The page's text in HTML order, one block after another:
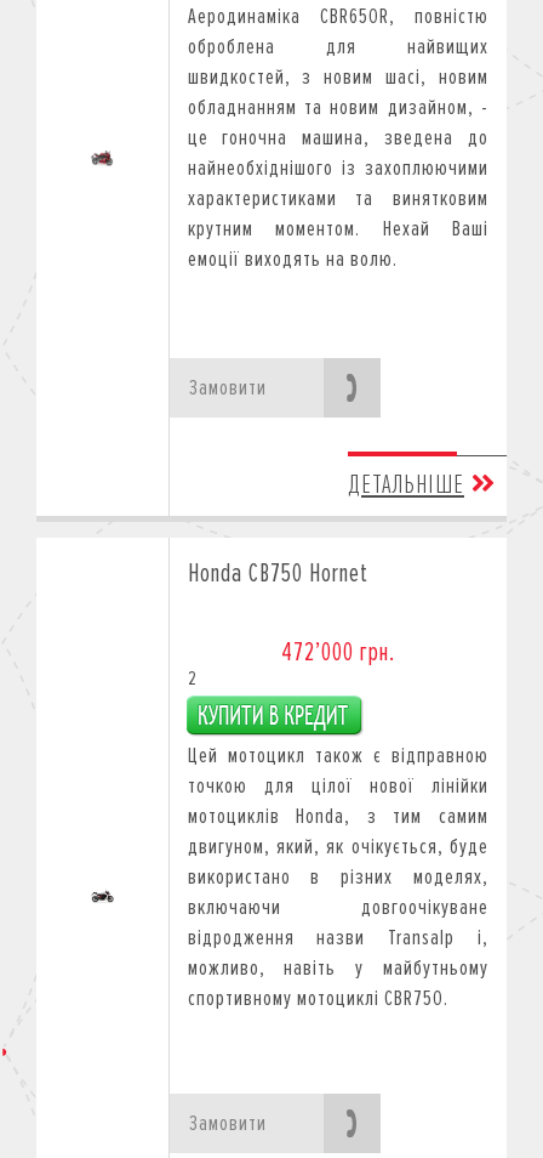
Аеродинаміка CBR650R, повністю
оброблена для найвищих
швидкостей, з новим шасі, новим
обладнанням та новим дизайном, -
це гоночна машина, зведена до
найнеобхіднішого із захоплюючими
характеристиками та винятковим
крутним моментом. Нехай Ваші
емоції виходять на волю.
Замовити
ДЕТАЛЬНІШЕ
Honda CB750 Hornet
472’000 грн.
2
Цей мотоцикл також є відправною
точкою для цілої нової лінійки
мотоциклів Honda, з тим самим
двигуном, який, як очікується, буде
використано в різних моделях,
включаючи довгоочікуване
відродження назви Transalp і,
можливо, навіть у майбутньому
спортивному мотоциклі CBR750.
Замовити